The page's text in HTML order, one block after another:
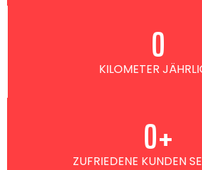
KILOMETER
0
ZUFRIEDENE KUNDEN
0+